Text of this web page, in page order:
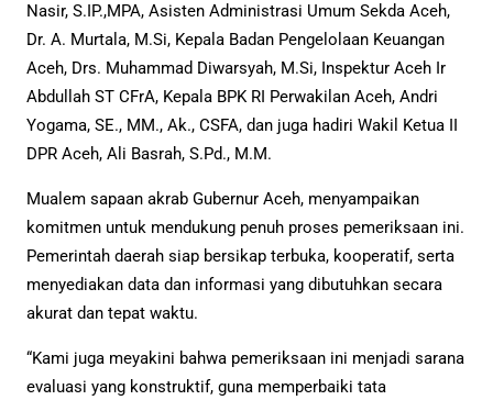
Nasir, S.IP.,MPA, Asisten Administrasi Umum Sekda Aceh,
Dr. A. Murtala, M.Si, Kepala Badan Pengelolaan Keuangan
Aceh, Drs. Muhammad Diwarsyah, M.Si, Inspektur Aceh Ir
Abdullah ST CFrA, Kepala BPK RI Perwakilan Aceh, Andri
Yogama, SE., MM., Ak., CSFA, dan juga hadiri Wakil Ketua II
DPR Aceh, Ali Basrah, S.Pd., M.M.
Mualem sapaan akrab Gubernur Aceh, menyampaikan
komitmen untuk mendukung penuh proses pemeriksaan ini.
Pemerintah daerah siap bersikap terbuka, kooperatif, serta
menyediakan data dan informasi yang dibutuhkan secara
akurat dan tepat waktu.
“Kami juga meyakini bahwa pemeriksaan ini menjadi sarana
evaluasi yang konstruktif, guna memperbaiki tata